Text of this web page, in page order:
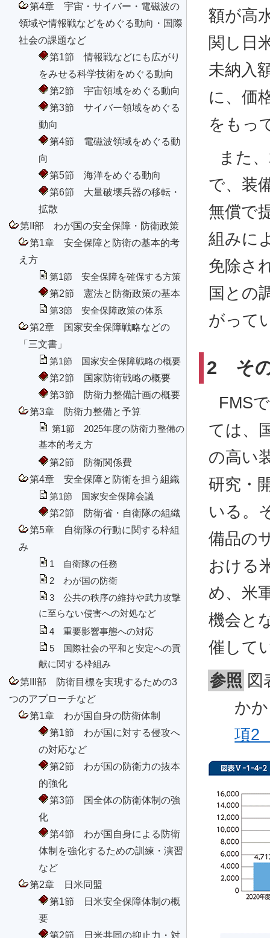
第4章 宇宙・サイバー・電磁波の
領域や情報戦などをめぐる動向・国際
社会の課題など
第1節 情報戦などにも広がり
をみせる科学技術をめぐる動向
第2節 宇宙領域をめぐる動向
第3節 サイバー領域をめぐる
動向
第4節 電磁波領域をめぐる動
向
第5節 海洋をめぐる動向
第6節 大量破壊兵器の移転・
拡散
第II部 わが国の安全保障・防衛政策
第1章 安全保障と防衛の基本的考
え方
第1節 安全保障を確保する方策
第2節 憲法と防衛政策の基本
第3節 安全保障政策の体系
第2章 国家安全保障戦略などの
「三文書」
第1節 国家安全保障戦略の概要
第2節 国家防衛戦略の概要
第3節 防衛力整備計画の概要
第3章 防衛力整備と予算
第1節 2025年度の防衛力整備の
基本的考え方
第2節 防衛関係費
第4章 安全保障と防衛を担う組織
第1節 国家安全保障会議
第2節 防衛省・自衛隊の組織
第5章 自衛隊の行動に関する枠組
み
1 自衛隊の任務
2 わが国の防衛
3 公共の秩序の維持や武力攻撃
に至らない侵害への対処など
4 重要影響事態への対応
5 国際社会の平和と安定への貢
献に関する枠組み
第III部 防衛目標を実現するための3
つのアプローチなど
第1章 わが国自身の防衛体制
第1節 わが国に対する侵攻へ
の対応など
第2節 わが国の防衛力の抜本
的強化
第3節 国全体の防衛体制の強
化
第4節 わが国自身による防衛
体制を強化するための訓練・演習
など
第2章 日米同盟
第1節 日米安全保障体制の概
要
第2節 日米共同の抑止力・対
額が高
関し日
未納入
に、価
をもっ
また
で、装
無償で
組みに
免除さ
国との
がって
2 そ
FMS
ては、
の高い
研究・
いる。
備品の
おける
め、米
機会と
催して
参照 図
か
項2